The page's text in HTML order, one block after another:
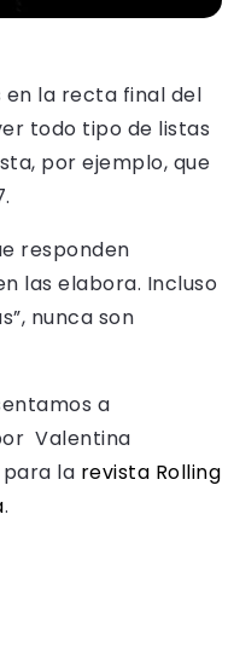
en la recta final del
todo tipo de listas
por ejemplo, que
responden
las elabora. Incluso
nunca son
a
Valentina
para la revista Rolling
.